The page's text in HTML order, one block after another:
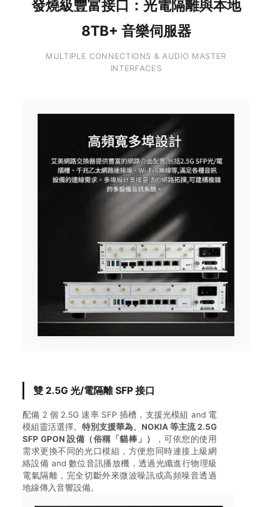
發燒級豐富接口：光電隔離與本地
8TB+ 音樂伺服器
MULTIPLE CONNECTIONS & AUDIO MASTER
INTERFACES
雙 2.5G 光/電隔離 SFP 接口
配備 2 個 2.5G 速率 SFP 插槽，支援光模組 and 電
模組靈活選擇。 特別支援華為、NOKIA 等主流 2.5G
SFP GPON 設備（俗稱「貓棒」）
，可依您的使用
需求更換不同的光口模組，方便您同時連接上級網
絡設備 and 數位音訊播放機，透過光纖進行物理級
電氣隔離，完全切斷外來微波噪訊或高頻噪音透過
地線傳入音響設備。